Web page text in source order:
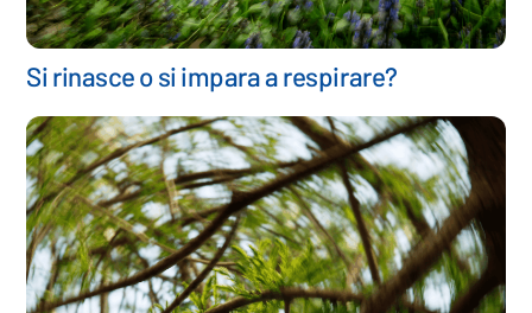
Si rinasce o si impara a respirare?